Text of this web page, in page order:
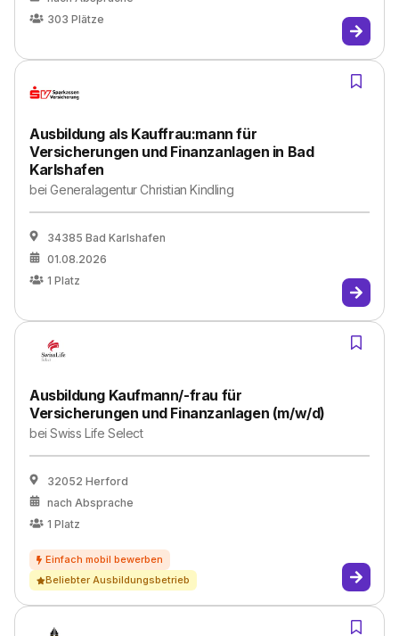
303 Plätze
Ausbildung als Kauffrau:mann für
Versicherungen und Finanzanlagen in Bad
Karlshafen
beiGeneralagentur Christian Kindling
34385 Bad Karlshafen
01.08.2026
1 Platz
Ausbildung Kaufmann/-frau für
Versicherungen und Finanzanlagen (m/w/d)
beiSwiss Life Select
32052 Herford
nach Absprache
1 Platz
Beliebter Ausbildungsbetrieb